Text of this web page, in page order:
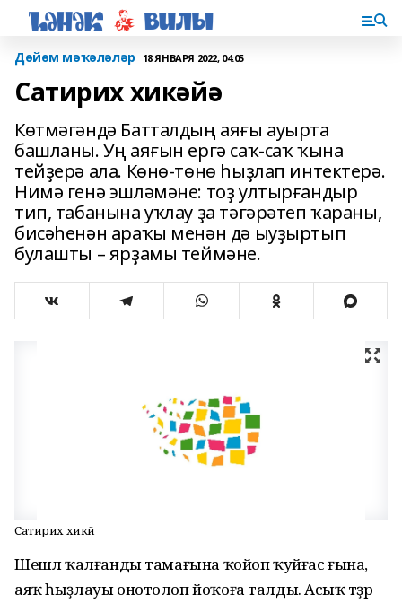
Дөйөм мәҡәләләр 18 ЯНВАРЯ 2022, 04:05
Сатирих хикәйә
Көтмәгәндә Батталдың аяғы ауырта
башланы. Уң аяғын ергә саҡ-саҡ ҡына
тейҙерә ала. Көнө-төнө һыҙлап интектерә.
Нимә генә эшләмәне: тоҙ ултыр­ғандыр
тип, табанына уҡлау ҙа тәгә­рәтеп ҡараны,
бисәһенән араҡы менән дә ыуҙыртып
булашты – ярҙа­мы теймәне.
Сатирих хикәйә
Шешәлә ҡалғанды тамағына ҡойоп ҡуйғас ғына,
аяҡ һыҙлауы онотолоп йоҡоға талды. Асыҡ тәҙрә